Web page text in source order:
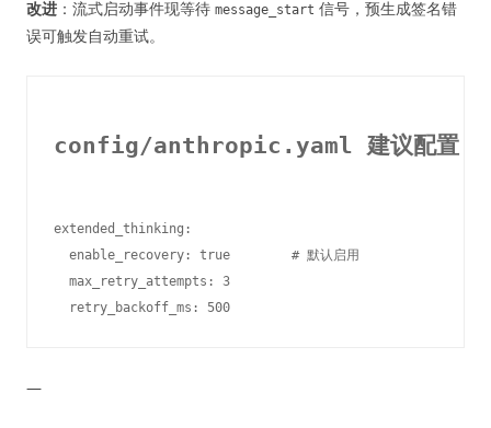
改进 ：流式启动事件现等待 message_start 信号，预生成签名错
误可触发自动重试。
config/anthropic.yaml 建议配置
extended_thinking:
  enable_recovery: true        # 默认启用
  max_retry_attempts: 3
—